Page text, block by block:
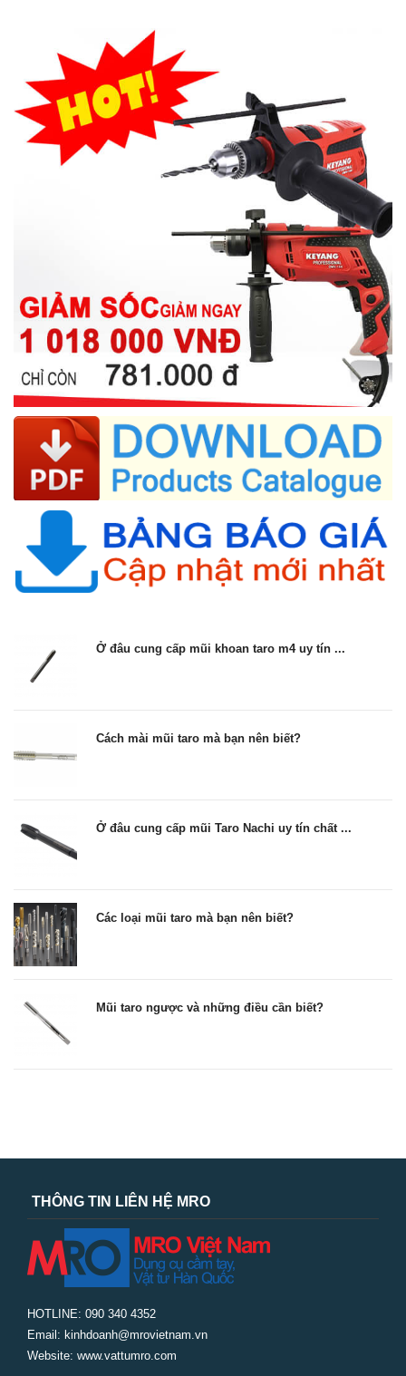
Ở đâu cung cấp mũi khoan taro m4 uy tín ...
Cách mài mũi taro mà bạn nên biết?
Ở đâu cung cấp mũi Taro Nachi uy tín chất ...
Các loại mũi taro mà bạn nên biết?
Mũi taro ngược và những điều cần biết?
THÔNG TIN LIÊN HỆ MRO
HOTLINE: 090 340 4352
Email: kinhdoanh@mrovietnam.vn
Website: www.vattumro.com